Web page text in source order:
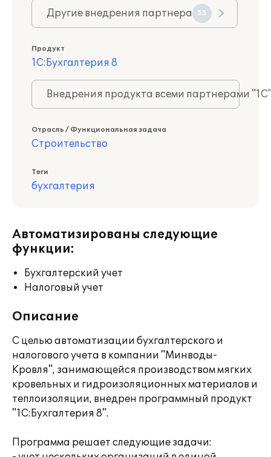
Другие внедрения партнера 55
Продукт
1С:Бухгалтерия 8
Внедрения продукта всеми партнерами
Отрасль / Функциональная задача
Строительство
Теги
бухгалтерия
Автоматизированы следующие
функции:
Бухгалтерский учет
Налоговый учет
Описание
С целью автоматизации бухгалтерского и
налогового учета в компании "Минводы-
Кровля", занимающейся производством мягких
кровельных и гидроизоляционных материалов и
теплоизоляции, внедрен программный продукт
"1С:Бухгалтерия 8".
Программа решает следующие задачи: